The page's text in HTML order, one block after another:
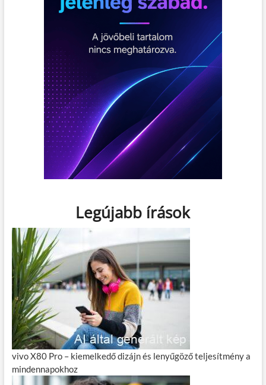
Legújabb írások
vivo X80 Pro – kiemelkedő dizájn és lenyűgöző teljesítmény a
mindennapokhoz